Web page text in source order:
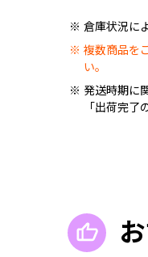
倉庫状況に
複数商品を
い。
発送時期に
「出荷完了